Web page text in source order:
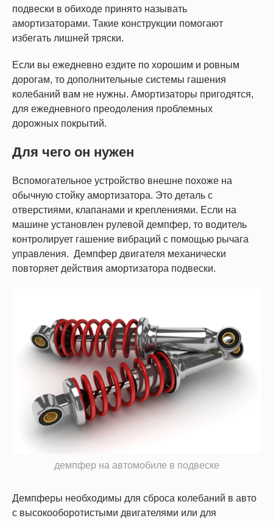
подвески в обиходе принято называть
амортизаторами. Такие конструкции помогают
избегать лишней тряски.
Если вы ежедневно ездите по хорошим и ровным
дорогам, то дополнительные системы гашения
колебаний вам не нужны. Амортизаторы пригодятся,
для ежедневного преодоления проблемных
дорожных покрытий.
Для чего он нужен
Вспомогательное устройство внешне похоже на
обычную стойку амортизатора. Это деталь с
отверстиями, клапанами и креплениями. Если на
машине установлен рулевой демпфер, то водитель
контролирует гашение вибраций с помощью рычага
управления. Демпфер двигателя механически
повторяет действия амортизатора подвески.
демпфер на автомобиле в подвеске
Демпферы необходимы для сброса колебаний в авто
с высокооборотистыми двигателями или для